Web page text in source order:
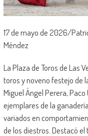
17 de mayo de 2026/
Méndez
La Plaza de Toros de Las
toros y noveno festejo de
Miguel Ángel Perera,
ejemplares de la
variados en
de los diestros. Destacó